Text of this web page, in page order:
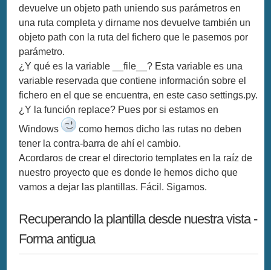
devuelve un objeto path uniendo sus parámetros en
una ruta completa y dirname nos devuelve también un
objeto path con la ruta del fichero que le pasemos por
parámetro.
¿Y qué es la variable __file__? Esta variable es una
variable reservada que contiene información sobre el
fichero en el que se encuentra, en este caso settings.py.
¿Y la función replace? Pues por si estamos en
Windows
como hemos dicho las rutas no deben
tener la contra-barra de ahí el cambio.
Acordaros de crear el directorio templates en la raíz de
nuestro proyecto que es donde le hemos dicho que
vamos a dejar las plantillas. Fácil. Sigamos.
Recuperando la plantilla desde nuestra vista -
Forma antigua